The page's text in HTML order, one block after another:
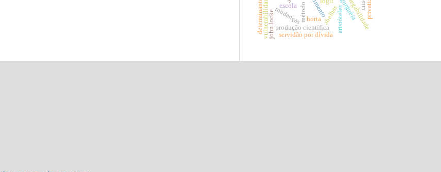
abelhasaristóteles
produção científica
mudanças empregabilidade
horta
escola
servidão por dívida
john locke